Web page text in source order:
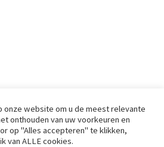
onze website om u de meest relevante
onthouden van uw voorkeuren en
op "Alles accepteren" te klikken,
van ALLE cookies.